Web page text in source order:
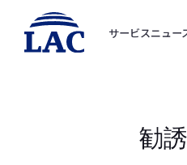
サービスニュー
勧